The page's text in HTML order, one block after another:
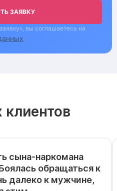
ЗАЯВКУ
вы соглашаетесь на
персональных данных
сына-наркомана
обращаться к
далеко к мужчине,